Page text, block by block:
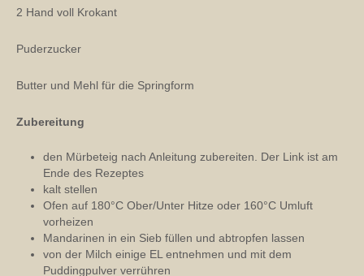
2 Hand voll Krokant
Puderzucker
Butter und Mehl für die Springform
Zubereitung
den Mürbeteig nach Anleitung zubereiten. Der Link ist am
Ende des Rezeptes
kalt stellen
Ofen auf 180°C Ober/Unter Hitze oder 160°C Umluft
vorheizen
Mandarinen in ein Sieb füllen und abtropfen lassen
von der Milch einige EL entnehmen und mit dem
Puddingpulver verrühren